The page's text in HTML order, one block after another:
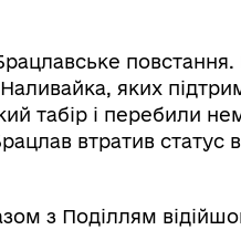
яких
табір і перебили
втратив статус
з Поділлям